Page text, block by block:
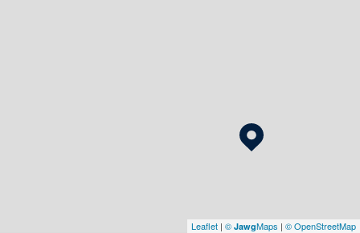
Leaflet | © JawgMaps | © OpenStreetMap